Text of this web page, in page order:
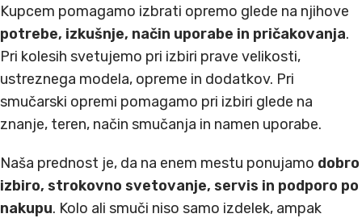
Kupcem pomagamo izbrati opremo glede na njihove
potrebe, izkušnje, način uporabe in pričakovanja.
Pri kolesih svetujemo pri izbiri prave velikosti,
ustreznega modela, opreme in dodatkov. Pri
smučarski opremi pomagamo pri izbiri glede na
znanje, teren, način smučanja in namen uporabe.
Naša prednost je, da na enem mestu ponujamo dobro
izbiro, strokovno svetovanje, servis in podporo po
nakupu. Kolo ali smuči niso samo izdelek, ampak